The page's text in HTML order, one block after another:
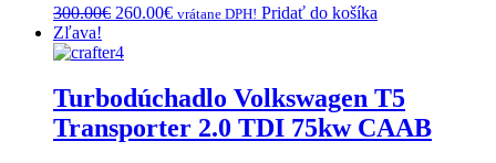
300.00€ Original
was:
260.00€Current
vrátane DPH! Pridať do košíka
Zľava!
Turbodúchadlo Volkswagen T5
Transporter 2.0 TDI 75kw CAAB